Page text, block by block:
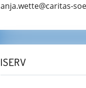
anja.wette@caritas-
ISERV